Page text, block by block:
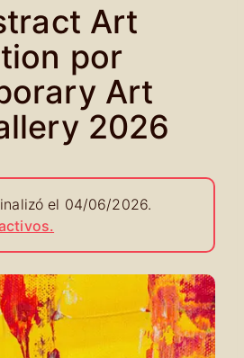
Art
por
Art
2026
el 04/06/2026.